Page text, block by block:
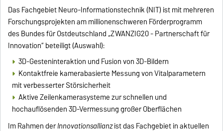
Das Fachgebiet Neuro-Informationstechnik (NIT) ist mit mehreren
Forschungsprojekten am millionenschweren Förderprogramm
des Bundes für Ostdeutschland „ZWANZIG20 - Partnerschaft für
Innovation“ beteiligt (Auswahl):
3D-Gesteninteraktion und Fusion von 3D-Bildern
Kontaktfreie kamerabasierte Messung von Vitalparametern
mit verbesserter Störsicherheit
Aktive Zeilenkamerasysteme zur schnellen und
hochauflösenden 3D-Vermessung großer Oberflächen
Im Rahmen derInnovationsallianzist das Fachgebiet in aktuellen